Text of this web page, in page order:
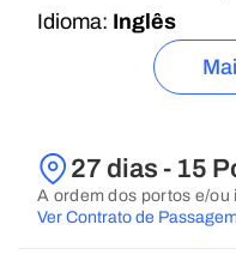
Idioma: Inglês
27 dias - 15
A ordem dos portos e/
Ver Contrato de